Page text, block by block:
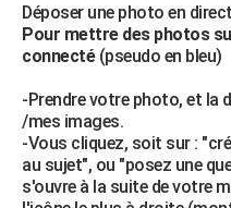
Déposer une photo en
Pour mettre des photos
connecté (pseudo en bleu)
-Prendre votre photo, et la
/mes images.
-Vous cliquez, soit sur :
au sujet", ou "posez une
s'ouvre à la suite de votre